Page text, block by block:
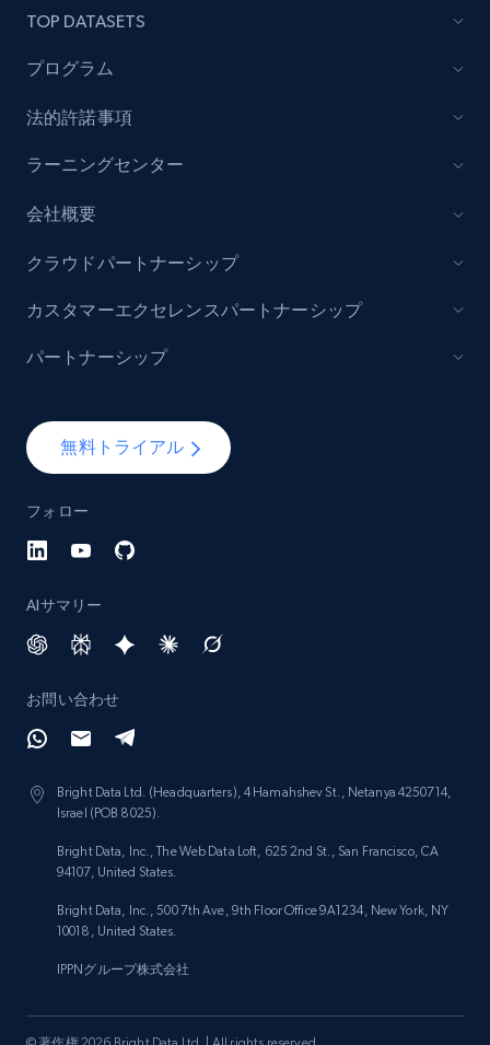
Model number, Gtin ean pn, Product name, and
Lowes.com - Gather data on products using
URL, Domain, Marketplace pn, Sku, Other pn,
991+ 162+
URL, Domain, Marketplace pn, Sku, Other pn,
Model number, Gtin ean pn, Product name, and
more.
Lazada - Products
URL, Title, Rating, Reviews, Initial price, Final
price, Currency, Stock, and more.
TOP DATASETS
プログラム
法的許諾事項
ラーニングセンター
会社概要
無料トライアル
フォロー
AIサマリー
お問い合わせ
Bright Data Ltd. (Headquarters), 4 Hamahshev St., Netanya 4250714,
Israel (POB 8025).
Bright Data, Inc., The Web Data Loft, 625 2nd St., San Francisco, CA
94107, United States.
Bright Data, Inc., 500 7th Ave, 9th Floor Office 9A1234, New York, NY
10018, United States.
IPPNグループ株式会社
クラウドパートナーシップ
カスタマーエクセレンスパートナーシップ
パートナーシップ